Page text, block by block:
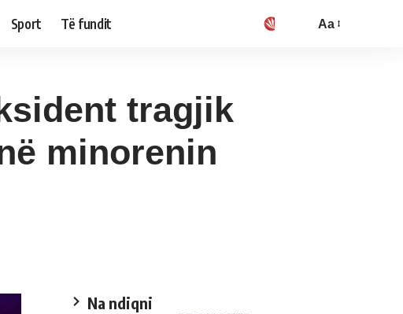
Sport Të fundit Aa
tragjik
minorenin
Na ndiqni